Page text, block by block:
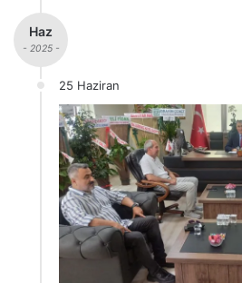
Haz
- 2025 -
25 Haziran